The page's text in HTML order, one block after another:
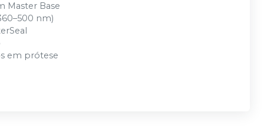
Master Base
nm)
em prótese